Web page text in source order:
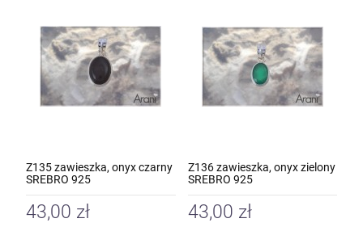
Z135 zawieszka, onyx czarny
SREBRO 925
43,00 zł
Z136 zawieszka, onyx zielony
SREBRO 925
43,00 zł